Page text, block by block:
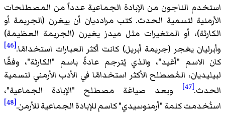
استخدم الناجون من الإبادة الجماعية عدداً من المصطلحات
الأرمنية لتسمية الحدث. كتب مرادديان أن ييغرن (الجريمة أو
الكارثة)، أو المتغيرات مثل ميدز يغيرن (الجريمة العظيمة)
وأبرليان يغجر (جريمة أبريل) كانت أكثر العبارات استخدامًا.[46]
كان الاسم "أغيد"، والذي يُترجم عادةً باسم "الكارثة"، وفقًا
لبيليديان، المُصطلح الأكثر استخدامًا في الأدب الأرمني لتسمية
الحدث.[47]
وبعد صياغة مصطلح "الإبادة الجماعية"،
استُخدمت كلمة "أرمنوسيدي" كاسم للإبادة الجماعية للأرمن.[48]